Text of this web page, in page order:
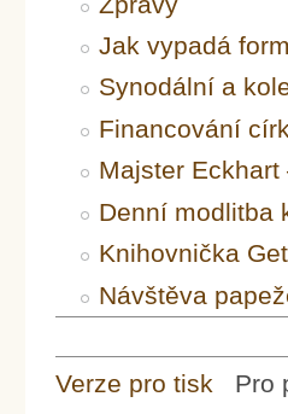
Jak vypadá
Synodální a
Financování
Majster
Denní modlitba
Knihovnička
Návštěva
Verze pro tisk Pro